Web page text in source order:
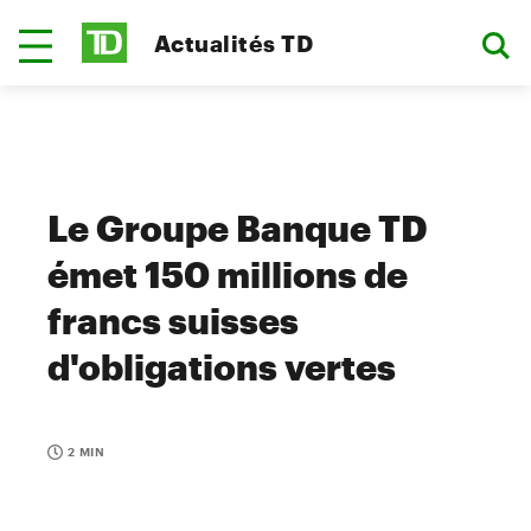
Actualités TD
Le Groupe Banque TD
émet 150 millions de
francs suisses
d'obligations vertes
2 MIN